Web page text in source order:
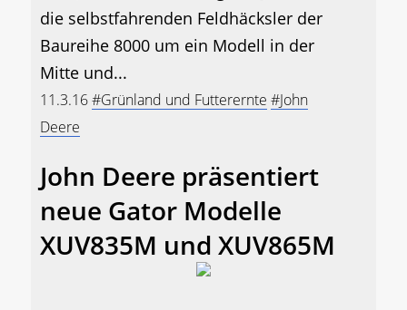
die selbstfahrenden Feldhäcksler der
Baureihe 8000 um ein Modell in der
Mitte und...
11.3.16#Grünland und Futterernte #John
Deere
John Deere präsentiert
neue Gator Modelle
XUV835M und XUV865M